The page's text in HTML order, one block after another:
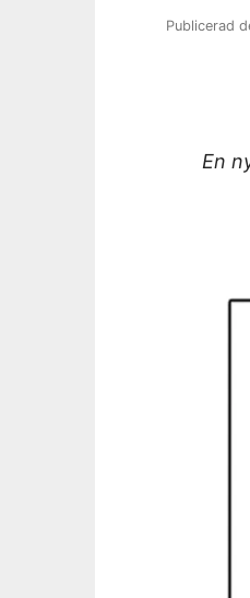
Publicerad
En